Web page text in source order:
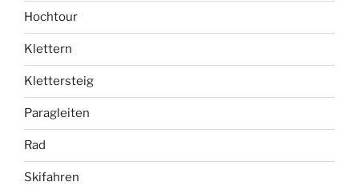
Hochtour
Klettern
Klettersteig
Paragleiten
Rad
Skifahren